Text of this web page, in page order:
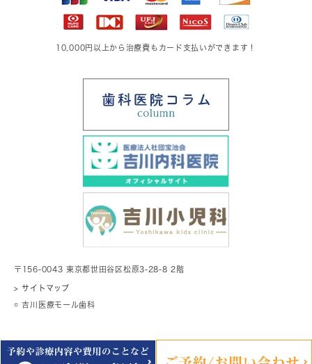
10,000円以上から治療費もカード支払いができます！
〒156-0043 東京都世田谷区松原3-28-8 2階
> サイトマップ
© 吉川医療モール歯科